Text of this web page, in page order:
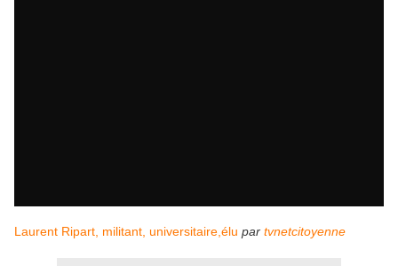
Laurent Ripart, militant, universitaire,élu par tvnetcitoyenne